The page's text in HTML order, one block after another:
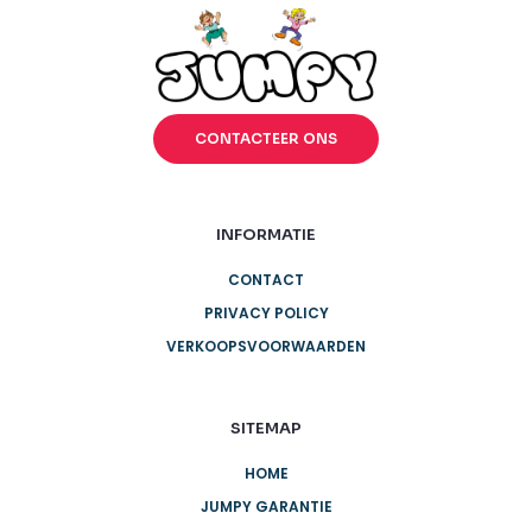
CONTACTEER ONS
INFORMATIE
CONTACT
PRIVACY POLICY
VERKOOPSVOORWAARDEN
SITEMAP
HOME
JUMPY GARANTIE